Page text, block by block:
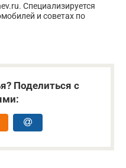
Специализируется
и советах по
Поделиться с